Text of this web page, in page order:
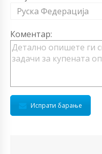
Руска Федерација
Коментар:
Испрати барање